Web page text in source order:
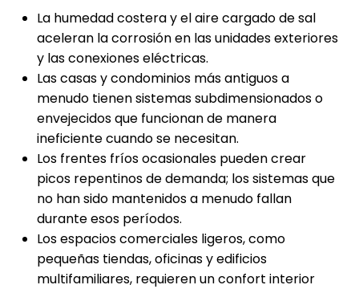
La humedad costera y el aire cargado de sal
aceleran la corrosión en las unidades exteriores
y las conexiones eléctricas.
Las casas y condominios más antiguos a
menudo tienen sistemas subdimensionados o
envejecidos que funcionan de manera
ineficiente cuando se necesitan.
Los frentes fríos ocasionales pueden crear
picos repentinos de demanda; los sistemas que
no han sido mantenidos a menudo fallan
durante esos períodos.
Los espacios comerciales ligeros, como
pequeñas tiendas, oficinas y edificios
multifamiliares, requieren un confort interior